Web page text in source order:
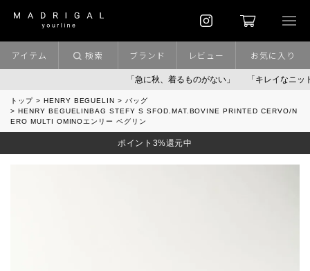
「急に秋、着るものがない」 「キレイなニット」 ポ
アイテム 検索 ブランド レビュー お気に入り
トップ HENRY BEGUELIN
バッグ
HENRY BEGUELINBAG STEFY S SFOD.MAT.BOVINE PRINTED CERVO/N
ERO MULTI OMINOエンリー ベグリン
ポイント3%還元中